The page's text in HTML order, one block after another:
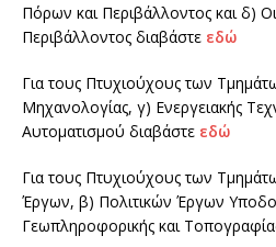
Πόρων και Περιβάλλοντος και δ)
Περιβάλλοντος διαβάστε εδώ
Για τους Πτυχιούχους των
Μηχανολογίας, γ) Ενεργειακής
Αυτοματισμού διαβάστε εδώ
Για τους Πτυχιούχους των
Έργων, β) Πολιτικών Έργων
Γεωπληροφορικής και